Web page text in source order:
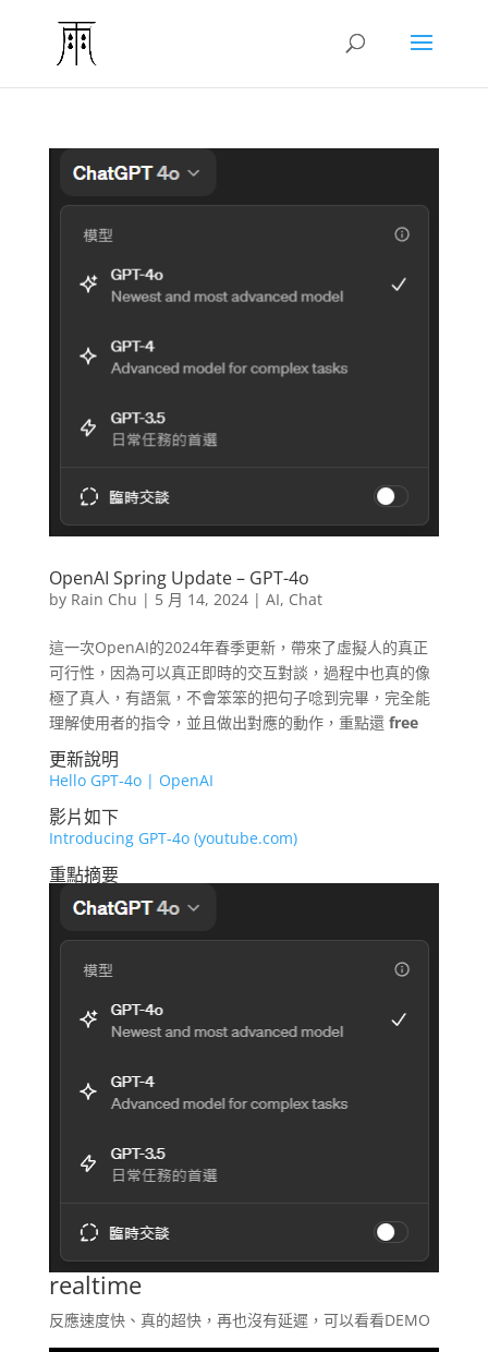
OpenAI Spring Update – GPT-4o
by Rain Chu | 5 月 14, 2024| AI, Chat
這一次OpenAI的2024年春季更新，帶來了虛擬人的真正
可行性，因為可以真正即時的交互對談，過程中也真的像
極了真人，有語氣，不會笨笨的把句子唸到完畢，完全能
理解使用者的指令，並且做出對應的動作，重點還 free
更新說明
Hello GPT-4o | OpenAI
影片如下
Introducing GPT-4o (youtube.com)
重點摘要
realtime
反應速度快、真的超快，再也沒有延遲，可以看看DEMO